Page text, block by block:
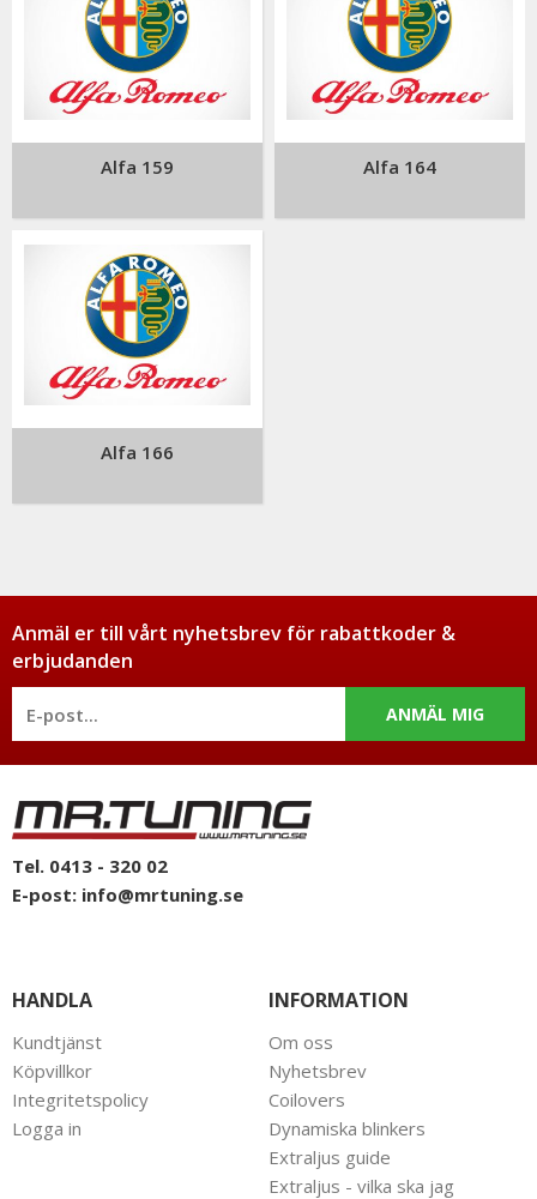
Alfa 159 Alfa 164
Alfa 166
Anmäl er till vårt nyhetsbrev för rabattkoder &
erbjudanden
ANMÄL MIG
Tel. 0413 - 320 02
E-post: info@mrtuning.se
HANDLA
Kundtjänst
Köpvillkor
Integritetspolicy
Logga in
INFORMATION
Om oss
Nyhetsbrev
Coilovers
Dynamiska blinkers
Extraljus guide
Extraljus - vilka ska jag